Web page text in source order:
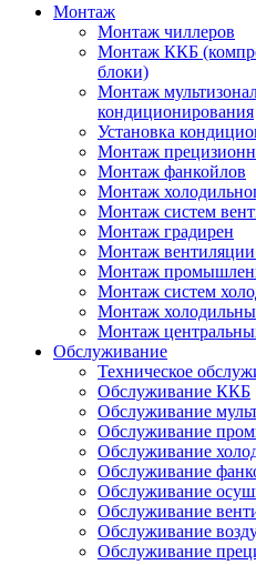
Монтаж
Монтаж чиллеров
Монтаж ККБ
блоки)
Монтаж
кондиционирования
Установка
Монтаж
Монтаж фанкойлов
Монтаж
Монтаж систем
Монтаж градирен
Монтаж
Монтаж
Монтаж систем
Монтаж
Монтаж
Обслуживание
Техническое
Обслуживание ККБ
Обслуживание
Обслуживание
Обслуживание
Обслуживание
Обслуживание
Обслуживание
Обслуживание
Обслуживание